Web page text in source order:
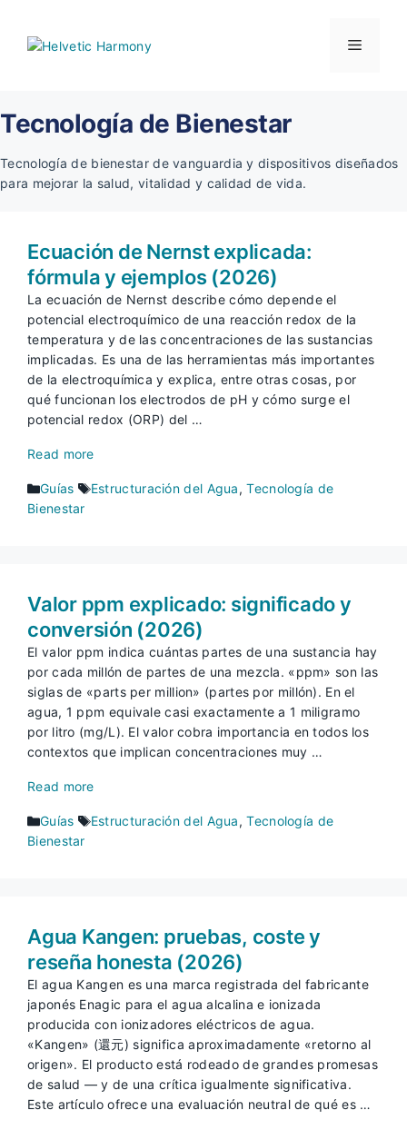
contenido
Menú
Tecnología de Bienestar
Tecnología de bienestar de vanguardia y dispositivos diseñados
para mejorar la salud, vitalidad y calidad de vida.
Ecuación de Nernst explicada:
fórmula y ejemplos (2026)
La ecuación de Nernst describe cómo depende el
potencial electroquímico de una reacción redox de la
temperatura y de las concentraciones de las sustancias
implicadas. Es una de las herramientas más importantes
de la electroquímica y explica, entre otras cosas, por
qué funcionan los electrodos de pH y cómo surge el
potencial redox (ORP) del …
Read more
Categorías
Guías Etiquetas
Estructuración del Agua,Tecnología de
Bienestar
Valor ppm explicado: significado y
conversión (2026)
El valor ppm indica cuántas partes de una sustancia hay
por cada millón de partes de una mezcla. «ppm» son las
siglas de «parts per million» (partes por millón). En el
agua, 1 ppm equivale casi exactamente a 1 miligramo
por litro (mg/L). El valor cobra importancia en todos los
contextos que implican concentraciones muy …
Read more
Categorías
Guías Etiquetas
Estructuración del Agua,Tecnología de
Bienestar
Agua Kangen: pruebas, coste y
reseña honesta (2026)
El agua Kangen es una marca registrada del fabricante
japonés Enagic para el agua alcalina e ionizada
producida con ionizadores eléctricos de agua.
«Kangen» (還元) significa aproximadamente «retorno al
origen». El producto está rodeado de grandes promesas
de salud — y de una crítica igualmente significativa.
Este artículo ofrece una evaluación neutral de qué es …